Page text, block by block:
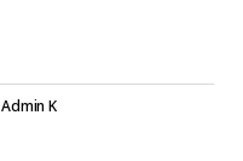
Admin K